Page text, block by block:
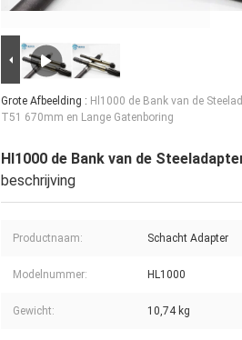
Grote Afbeelding : Hl1000 de Bank van de
T51 670mm en Lange Gatenboring
Hl1000 de Bank van de
beschrijving
Productnaam: Schacht Adapter
Modelnummer: HL1000
Gewicht: 10,74 kg